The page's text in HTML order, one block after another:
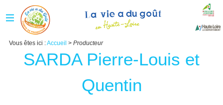
Vous êtes ici :Accueil > Producteur
SARDA Pierre-Louis et
Quentin